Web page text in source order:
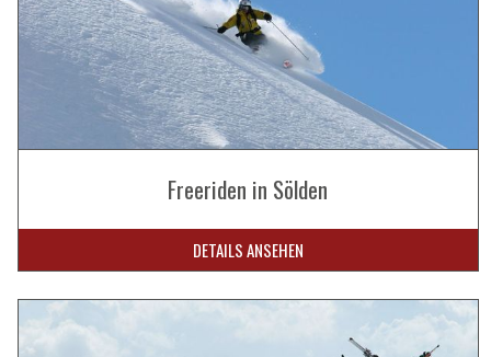
Freeriden in Sölden
DETAILS ANSEHEN